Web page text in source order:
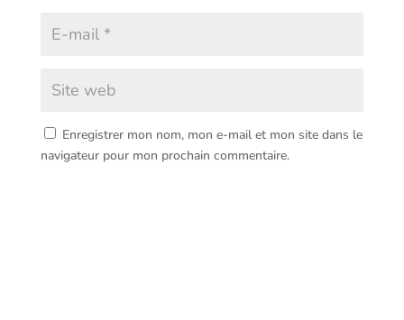
Enregistrer mon nom, mon e-mail et mon site dans le
navigateur pour mon prochain commentaire.